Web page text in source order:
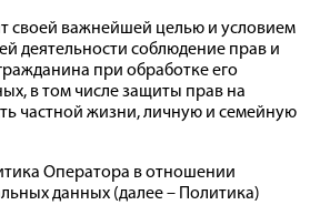
своей важнейшей целью и условием
деятельности соблюдение прав и
при обработке его
в том числе защиты прав на
частной жизни, личную и семейную
Оператора в отношении
данных (далее – Политика)